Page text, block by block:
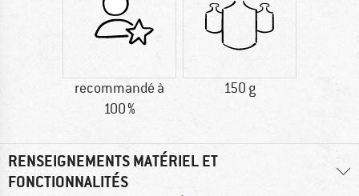
recommandé à
100 %
150 g
RENSEIGNEMENTS MATÉRIEL ET
FONCTIONNALITÉS